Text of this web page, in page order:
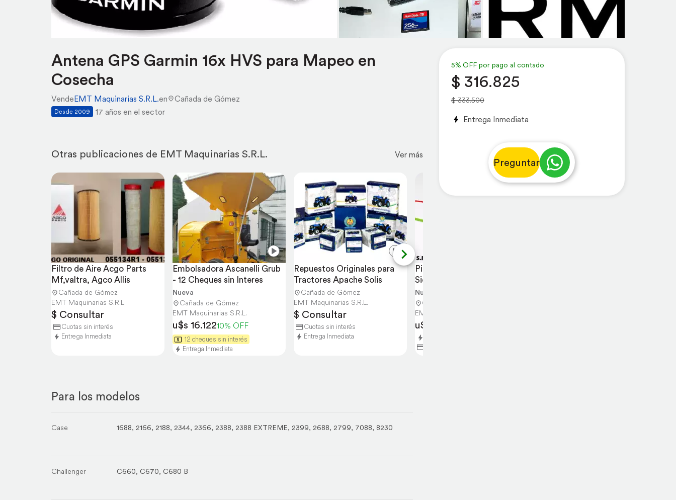
Antena GPS Garmin 16x HVS para Mapeo en
Cosecha
VendeEMT Maquinarias S.R.L.en Cañada de Gómez
Desde 2009 17 años en el sector
Otras publicaciones de EMT Maquinarias S.R.L. Ver más
Filtro de Aire Acgo Parts
Mf,valtra, Agco Allis
Cañada de Gómez
EMT Maquinarias S.R.L.
$ Consultar
Cuotas sin interés
Entrega Inmediata
Embolsadora Ascanelli Grub
- 12 Cheques sin Interes
Nueva
Cañada de Gómez
EMT Maquinarias S.R.L.
u$s 16.12210% OFF
12 cheques sin interés
Entrega Inmediata
Repuestos Originales para
Tractores Apache Solis
Cañada de Gómez
EMT Maquinarias S.R.L.
$ Consultar
Cuotas sin interés
Entrega Inmediata
Piloto Automático para
Siembra con Giro en
Cabecera
Nuevo
Cañada de Gómez
EMT Maquinarias S.R.L.
u$s 9.899
Para los modelos
Case 1688, 2166, 2188, 2344, 2366, 2388, 2388 EXTREME, 2399, 2688, 2799, 7088, 8230
Challenger C660, C670, C680 B
5% OFF por pago al contado
$ 316.825
$ 333.500
Entrega Inmediata
Preguntar